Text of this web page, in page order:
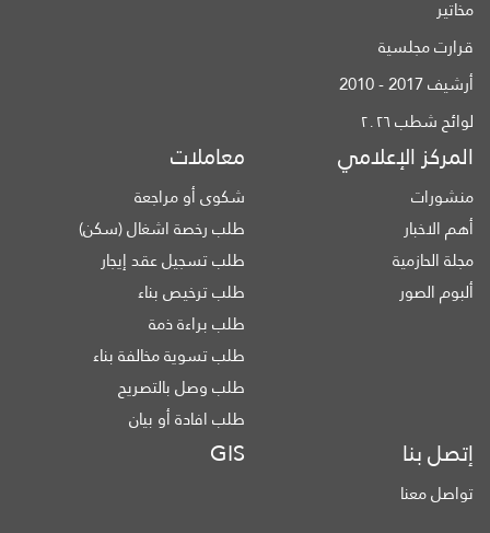
مخاتير
قرارت مجلسية
أرشيف 2017 - 2010
لوائح شطب ٢٠٢٦
المركز الإعلامي
منشورات
أهم الاخبار
مجلة الحازمية
ألبوم الصور
معاملات
شكوى أو مراجعة
طلب رخصة اشغال (سكن)
طلب تسجيل عقد إيجار
طلب ترخيص بناء
طلب براءة ذمة
طلب تسوية مخالفة بناء
طلب وصل بالتصريح
طلب افادة أو بيان
إتصل بنا
تواصل معنا
GIS